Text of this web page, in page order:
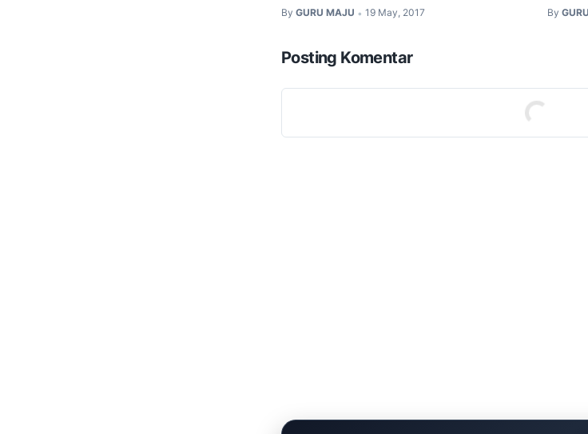
By GURU MAJU • 19 May, 2017 By
Posting Komentar